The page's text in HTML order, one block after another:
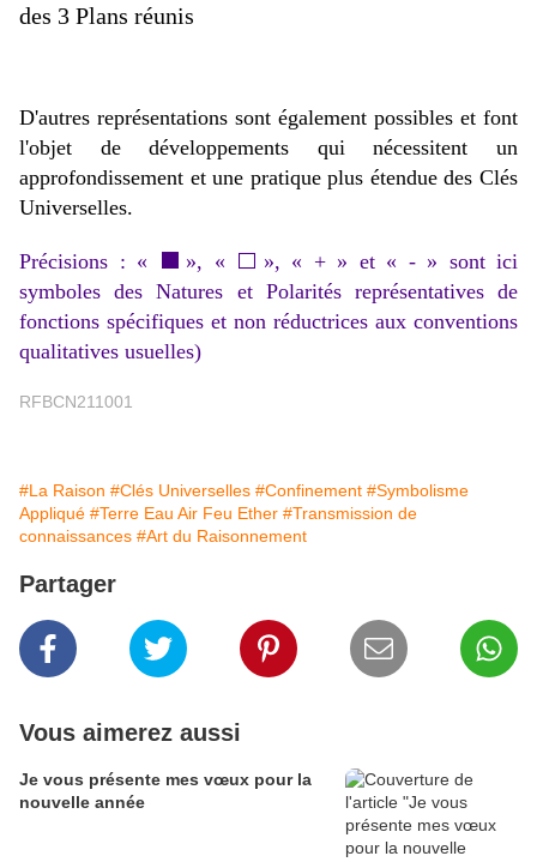
des 3 Plans réunis
D'autres représentations sont également possibles et font
l'objet de développements qui nécessitent un
approfondissement et une pratique plus étendue des Clés
Universelles.
Précisions : « ⬛», « ⬜», « + » et « - » sont ici
symboles des Natures et Polarités représentatives de
fonctions spécifiques et non réductrices aux conventions
qualitatives usuelles)
RFBCN211001
#La Raison #Clés Universelles #Confinement #Symbolisme
Appliqué #Terre Eau Air Feu Ether #Transmission de
connaissances #Art du Raisonnement
Partager
Vous aimerez aussi
Je vous présente mes vœux pour la
nouvelle année